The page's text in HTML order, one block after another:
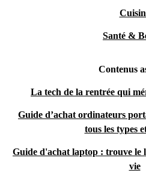
Santé &
Contenus
La tech de la rentrée qui
Guide d’achat ordinateurs
tous les types
Guide d'achat laptop : trouve
vie